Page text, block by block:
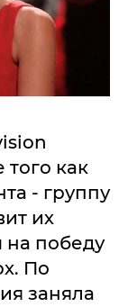
как
- группу
их
на победу
По
заняла